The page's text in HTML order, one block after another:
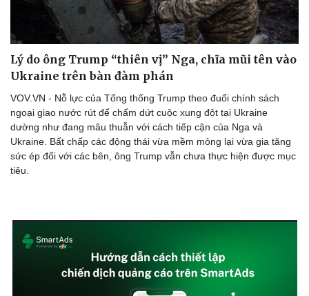
Sức khỏe
Dinh dưỡng - món ngon
Cây thuốc
Sản phụ khoa
Nhi khoa
Nam khoa
Làm đẹp - giảm cân
Phòng mạch online
Ăn sạch sống khỏe
Đời sống
Blog
Tình yêu - Gia đình
Lý do ông Trump “thiên vị” Nga, chĩa mũi tên vào
Ukraine trên bàn đàm phán
VOV.VN - Nỗ lực của Tổng thống Trump theo đuổi chính sách
ngoại giao nước rút để chấm dứt cuộc xung đột tại Ukraine
dường như đang mâu thuẫn với cách tiếp cận của Nga và
Ukraine. Bất chấp các động thái vừa mềm mỏng lại vừa gia tăng
sức ép đối với các bên, ông Trump vẫn chưa thực hiện được mục
tiêu.